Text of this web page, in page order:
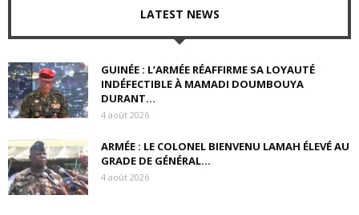
LATEST NEWS
GUINÉE : L’ARMÉE RÉAFFIRME SA LOYAUTÉ
INDÉFECTIBLE À MAMADI DOUMBOUYA
DURANT...
4 août 2026
ARMÉE : LE COLONEL BIENVENU LAMAH ÉLEVÉ AU
GRADE DE GÉNÉRAL...
4 août 2026